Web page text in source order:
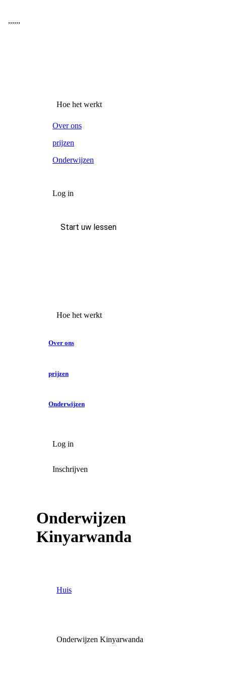
,,,,,,
Hoe het werkt
Over ons
prijzen
Onderwijzen
Log in
Start uw lessen
Hoe het werkt
Over ons
prijzen
Onderwijzen
Log in
Inschrijven
Onderwijzen
Kinyarwanda
Huis
Onderwijzen Kinyarwanda